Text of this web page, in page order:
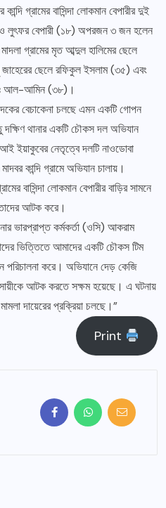
গ্রামের বাসিন্দা লোকমান বেপারীর দুই
ও লুৎফর বেপারী (১৮) অপরজন ৩ জন হলেন
মাদলা গ্রামের মৃত আব্দুল হালিমের ছেলে
ছেলে রফিকুল ইসলাম (৩৫) এবং
আল-আমিন (৩৮)।
বেচাকেনা চলছে এমন একটি গোপন
দক্ষিণ থানার একটি চৌকস দল অভিযান
ইয়াকুবের নেতৃত্বে দলটি নাওডোবা
কান্দি গ্রামে অভিযান চালায়।
বাসিন্দা লোকমান বেপারীর বাড়ির সামনে
আটক করে।
ভারপ্রাপ্ত কর্মকর্তা (ওসি) আকরাম
ভিত্তিতে আমাদের একটি চৌকস টিম
পরিচালনা করে। অভিযানে দেড় কেজি
আটক করতে সক্ষম হয়েছে। এ ঘটনায়
দায়েরের প্রক্রিয়া চলছে।”
Print